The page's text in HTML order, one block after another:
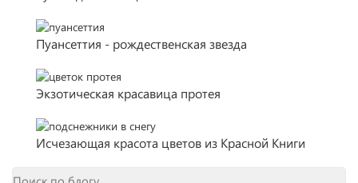
Пуансеттия - рождественская звезда
Экзотическая красавица протея
Исчезающая красота цветов из Красной Книги